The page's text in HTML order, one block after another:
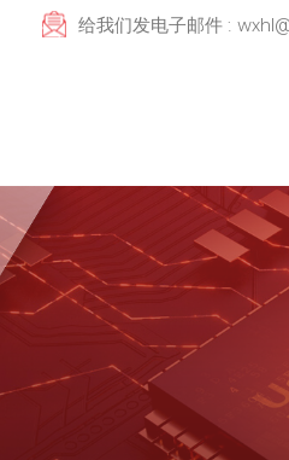
给我们发电子邮件 :